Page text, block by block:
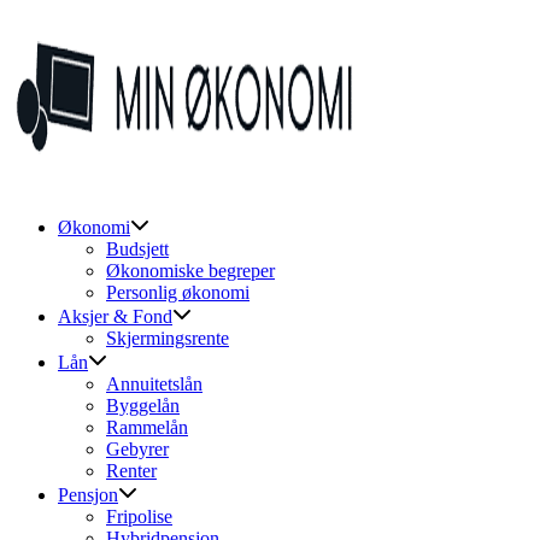
content
Økonomi
Budsjett
Økonomiske begreper
Personlig økonomi
Aksjer & Fond
Skjermingsrente
Lån
Annuitetslån
Byggelån
Rammelån
Gebyrer
Renter
Pensjon
Fripolise